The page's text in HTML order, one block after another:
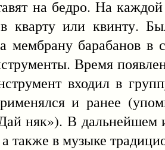
на бедро. На
кварту или квинту.
барабанов в
Время
входил в
и ранее
няк»). В дальнейшем
также в музыке